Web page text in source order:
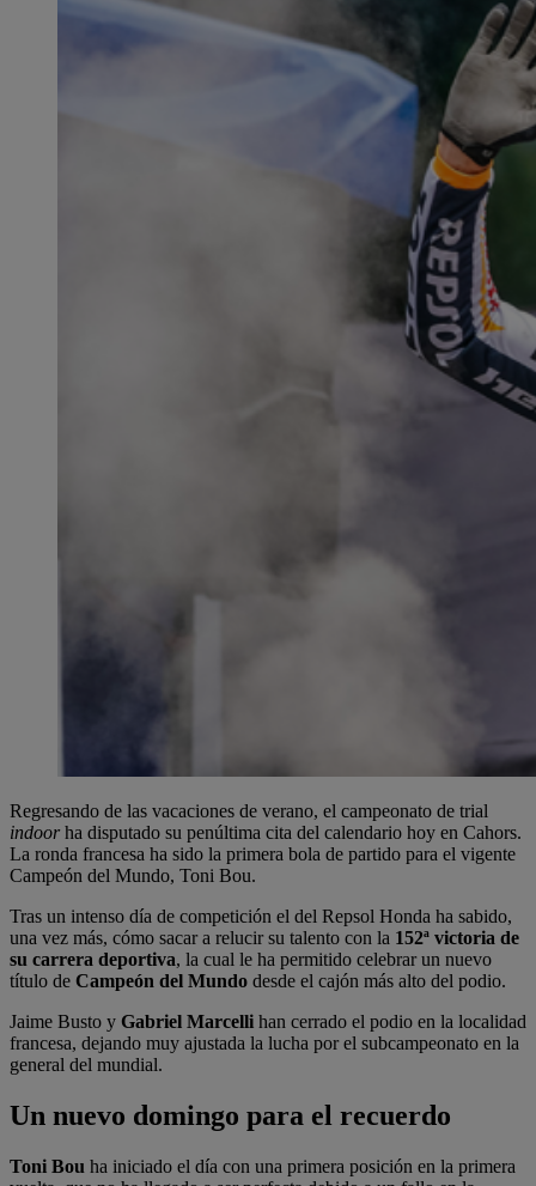
Regresando de las vacaciones de verano, el campeonato de trial
indoorha disputado su penúltima cita del calendario hoy en Cahors.
La ronda francesa ha sido la primera bola de partido para el vigente
Campeón del Mundo, Toni Bou.
Tras un intenso día de competición el del Repsol Honda ha sabido,
una vez más, cómo sacar a relucir su talento con la 152ª victoria de
su carrera deportiva, la cual le ha permitido celebrar un nuevo
título de Campeón del Mundo desde el cajón más alto del podio.
Jaime Busto y Gabriel Marcelli han cerrado el podio en la localidad
francesa, dejando muy ajustada la lucha por el subcampeonato en la
general del mundial.
Un nuevo domingo para el recuerdo
Toni Bou ha iniciado el día con una primera posición en la primera